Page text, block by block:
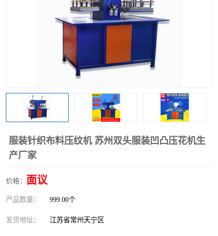
服装针织布料压纹机 苏州双头服装凹凸压花机生
产厂家
价格： 面议
产品数量： 999.00个
发货地址： 江苏省常州天宁区
其他超声波系列